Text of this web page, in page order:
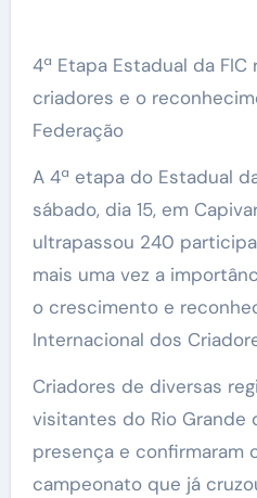
4ª Etapa Estadual da
criadores e o
Federação
A 4ª etapa do Estadual
sábado, dia 15, em
ultrapassou 240
mais uma vez a
o crescimento e
Internacional dos
Criadores de diversas
visitantes do Rio Grande
presença e confirmaram
campeonato que já